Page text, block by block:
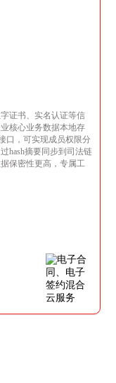
证书、实名认证等信
核心业务数据本地存
口，可实现成员权限分
hash摘要同步到司法链
保密性更高，专属工